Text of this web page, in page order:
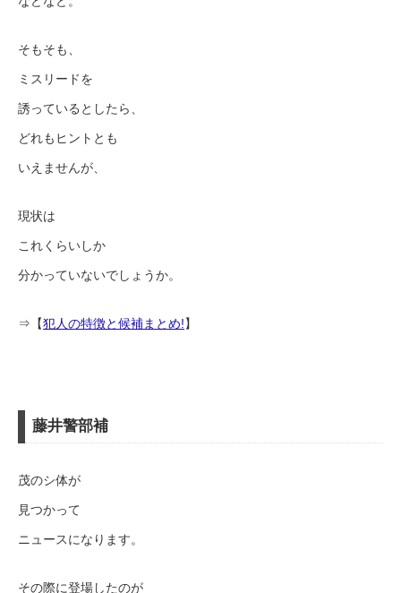
そもそも、
ミスリードを
誘っているとしたら、
どれもヒントとも
いえませんが、
現状は
これくらいしか
分かっていないでしょうか。
⇒【犯人の特徴と候補まとめ!】
藤井警部補
茂のシ体が
見つかって
ニュースになります。
その際に登場したのが